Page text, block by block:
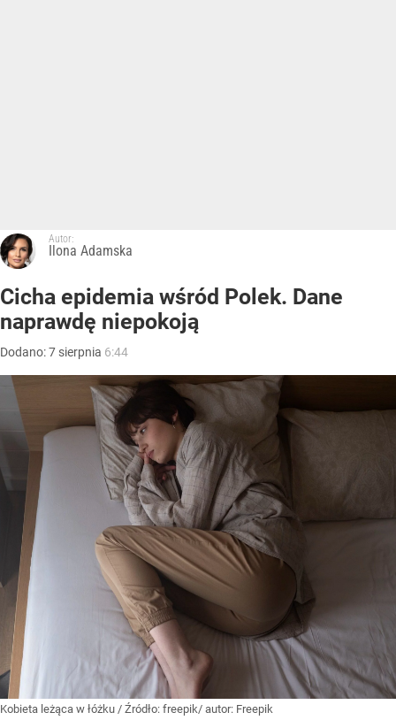
Autor:
Ilona Adamska
Cicha epidemia wśród Polek. Dane
naprawdę niepokoją
Dodano:7 sierpnia 6:44
Kobieta leżąca w łóżku / Źródło: freepik/ autor: Freepik